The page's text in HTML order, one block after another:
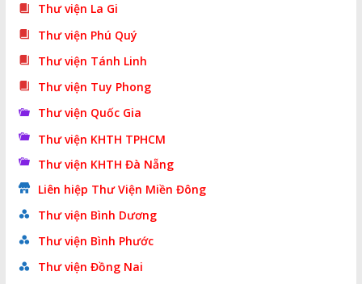
Thư viện La Gi
Thư viện Phú Quý
Thư viện Tánh Linh
Thư viện Tuy Phong
Thư viện Quốc Gia
Thư viện KHTH TPHCM
Thư viện KHTH Đà Nẵng
Liên hiệp Thư Viện Miền Đông
Thư viện Bình Dương
Thư viện Bình Phước
Thư viện Đồng Nai